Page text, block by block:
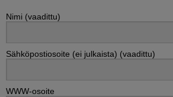
Nimi (vaadittu)
Sähköpostiosoite (ei julkaista) (vaadittu)
WWW-osoite